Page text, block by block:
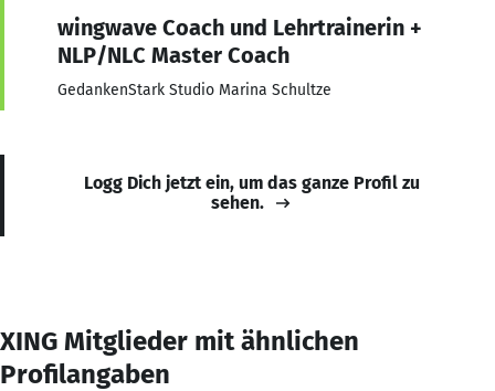
wingwave Coach und Lehrtrainerin +
NLP/NLC Master Coach
GedankenStark Studio Marina Schultze
Logg Dich jetzt ein, um das ganze Profil zu
sehen.
XING Mitglieder mit ähnlichen
Profilangaben